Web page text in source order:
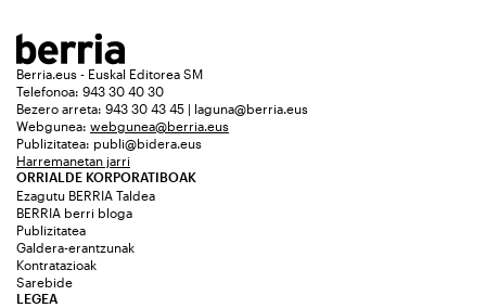
Berria.eus - Euskal Editorea SM
Telefonoa: 943 30 40 30
Bezero arreta: 943 30 43 45 | laguna@berria.eus
Webgunea: webgunea@berria.eus
Publizitatea: publi@bidera.eus
Harremanetan jarri
ORRIALDE KORPORATIBOAK
Ezagutu BERRIA Taldea
BERRIA berri bloga
Publizitatea
Galdera-erantzunak
Kontratazioak
Sarebide
LEGEA